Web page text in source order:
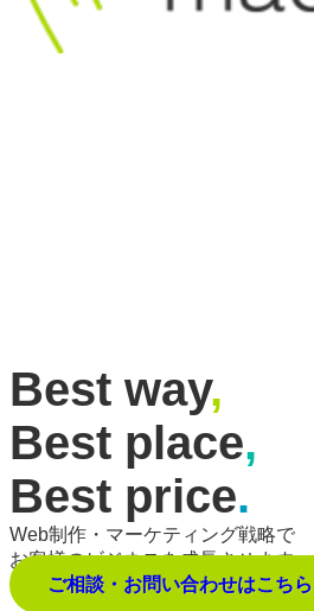
Best way,
Best place,
Best price.
Web制作・マーケティング戦略で
お客様のビジネスを成長させます。
ご相談・お問い合わせはこちら